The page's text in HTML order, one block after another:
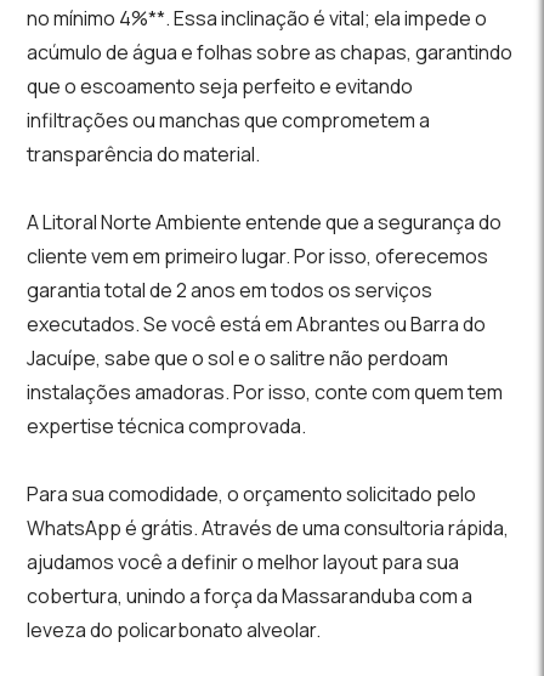
no mínimo 4%**. Essa inclinação é vital; ela impede o
acúmulo de água e folhas sobre as chapas, garantindo
que o escoamento seja perfeito e evitando
infiltrações ou manchas que comprometem a
transparência do material.
A Litoral Norte Ambiente entende que a segurança do
cliente vem em primeiro lugar. Por isso, oferecemos
garantia total de 2 anos em todos os serviços
executados. Se você está em Abrantes ou Barra do
Jacuípe, sabe que o sol e o salitre não perdoam
instalações amadoras. Por isso, conte com quem tem
expertise técnica comprovada.
Para sua comodidade, o orçamento solicitado pelo
WhatsApp é grátis. Através de uma consultoria rápida,
ajudamos você a definir o melhor layout para sua
cobertura, unindo a força da Massaranduba com a
leveza do policarbonato alveolar.